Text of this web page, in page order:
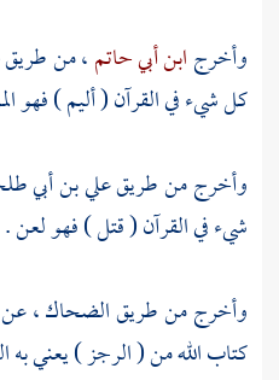
وأخرجابن أبي حاتم، من طريق
كل شيء في القرآن ( أليم ) فهو
وأخرج من طريقعلي بن أبي
شيء في القرآن ( قتل ) فهو لعن .
وأخرج من طريقالضحاك، عن
كتاب الله من ( الرجز ) يعني به